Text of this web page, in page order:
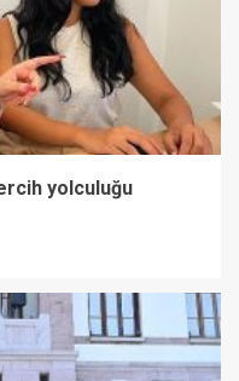
yolculuğu